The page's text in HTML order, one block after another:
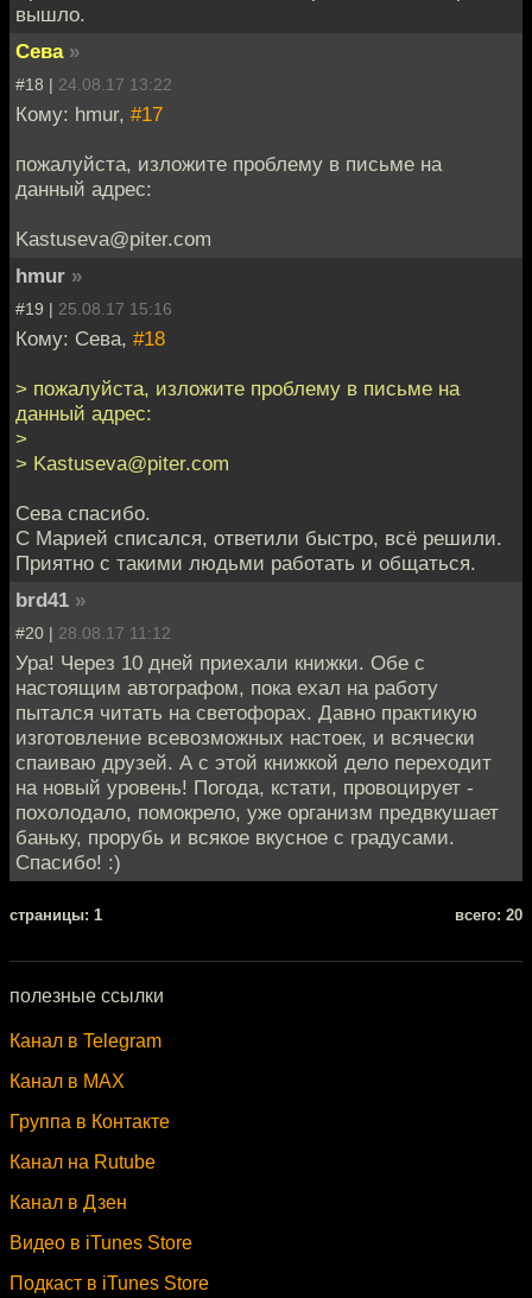
вышло.
Сева »
#18 | 24.08.17 13:22
Кому: hmur, #17
пожалуйста, изложите проблему в письме на
данный адрес:
Kastuseva@piter.com
hmur »
#19 | 25.08.17 15:16
Кому: Сева, #18
> пожалуйста, изложите проблему в письме на
данный адрес:
>
> Kastuseva@piter.com
Сева спасибо.
С Марией списался, ответили быстро, всё решили.
Приятно с такими людьми работать и общаться.
brd41 »
#20 | 28.08.17 11:12
Ура! Через 10 дней приехали книжки. Обе с
настоящим автографом, пока ехал на работу
пытался читать на светофорах. Давно практикую
изготовление всевозможных настоек, и всячески
спаиваю друзей. А с этой книжкой дело переходит
на новый уровень! Погода, кстати, провоцирует -
похолодало, помокрело, уже организм предвкушает
баньку, прорубь и всякое вкусное с градусами.
Спасибо! :)
cтраницы: 1 всего: 20
полезные ссылки
Канал в Telegram
Канал в MAX
Группа в Контакте
Канал на Rutube
Канал в Дзен
Видео в iTunes Store
Подкаст в iTunes Store